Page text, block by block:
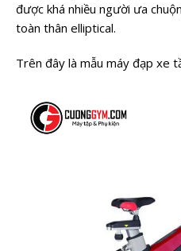
được khá nhiều người ưa
toàn thân elliptical.
Trên đây là mẫu máy đạp xe